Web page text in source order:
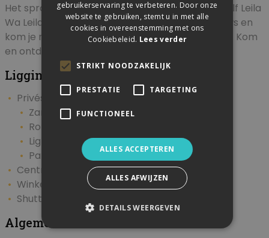
Het sprookje zet zich voort in het nabijgelegen Alf Leila
Wa Leila Theater. Hier vind je spectaculaire shows en
kom je meer te weten over Farao's en bedoeïen. Kom
en ontdek deze unieke beleving zelf!
Ligging
Privéstrand op circa 900 meter
Zandstrand
Rotsstrand
Ligbedden met matrasjesgratis
Parasol
gratis
Centrum van Hurghada op circa 18 kilometer
Winkelcentrum op circa 500 meter
Shuttleservice naar het strand
Algemeen & Faciliteiten
gebruikerservaring te verbeteren. Door onze
website te gebruiken, stemt u in met alle
cookies in overeenstemming met ons
Cookiebeleid. Lees verder
STRIKT NOODZAKELIJK
PRESTATIE TARGETING
FUNCTIONEEL
ALLES ACCEPTEREN
ALLES AFWIJZEN
DETAILS WEERGEVEN